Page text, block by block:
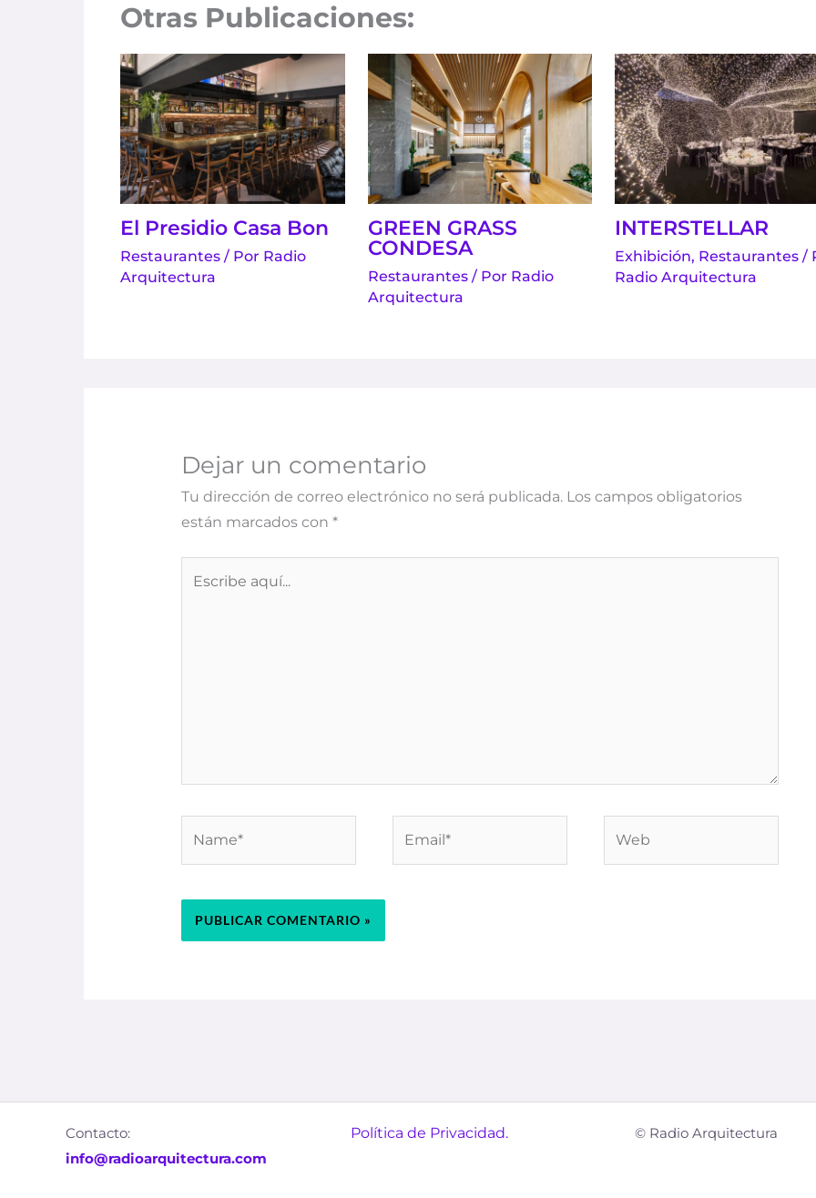
Otras Publicaciones:
El Presidio Casa Bon
Restaurantes / Por Radio
Arquitectura
GREEN GRASS
CONDESA
Restaurantes/ Por Radio
Arquitectura
INTERSTELLAR
Exhibición, Restaurantes /
Radio Arquitectura
Dejar un comentario
Tu dirección de correo electrónico no será publicada. Los campos obligatorios
están marcados con *
Contacto:
info@radioarquitectura.com
Política de Privacidad. © Radio Arquitectura